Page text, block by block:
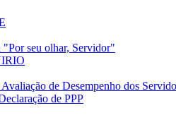
seu olhar, Servidor"
de Desempenho dos
de PPP